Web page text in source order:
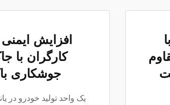
افزایش
کارگران با
جوشکاری
یک واحد تولید خودرو در